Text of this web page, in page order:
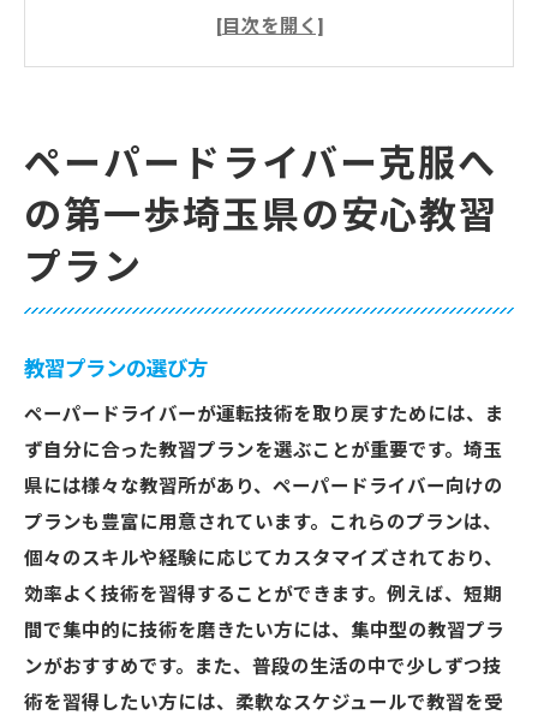
初心者に優しい運転基礎講座
教習を始める前の心構え
埼玉県の教習プランでペーパードライバーを卒
業しよう
ペーパードライバー向け特別レッスン
実践的な駐車技術を学ぶ
インストラクターの豊富な指導経験
ペーパードライバー卒業後のサポート
ペーパードライバー必見埼玉県で実践的な運転
実践的な運転技術の重要性
安全運転のための基礎知識
難易度別運転練習プログラム
ペーパードライバー克服へ
の第一歩埼玉県の安心教習
プラン
教習プランの選び方
ペーパードライバーが運転技術を取り戻すためには、ま
ず自分に合った教習プランを選ぶことが重要です。埼玉
県には様々な教習所があり、ペーパードライバー向けの
プランも豊富に用意されています。これらのプランは、
個々のスキルや経験に応じてカスタマイズされており、
効率よく技術を習得することができます。例えば、短期
間で集中的に技術を磨きたい方には、集中型の教習プラ
ンがおすすめです。また、普段の生活の中で少しずつ技
術を習得したい方には、柔軟なスケジュールで教習を受